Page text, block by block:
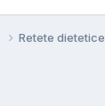
Retete dietetice